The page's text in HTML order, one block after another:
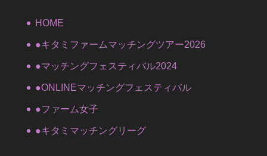
HOME
●キタミファームマッチングツアー2026
●マッチングフェスティバル2024
●ONLINEマッチングフェスティバル
●ファーム女子
●キタミマッチングリーグ